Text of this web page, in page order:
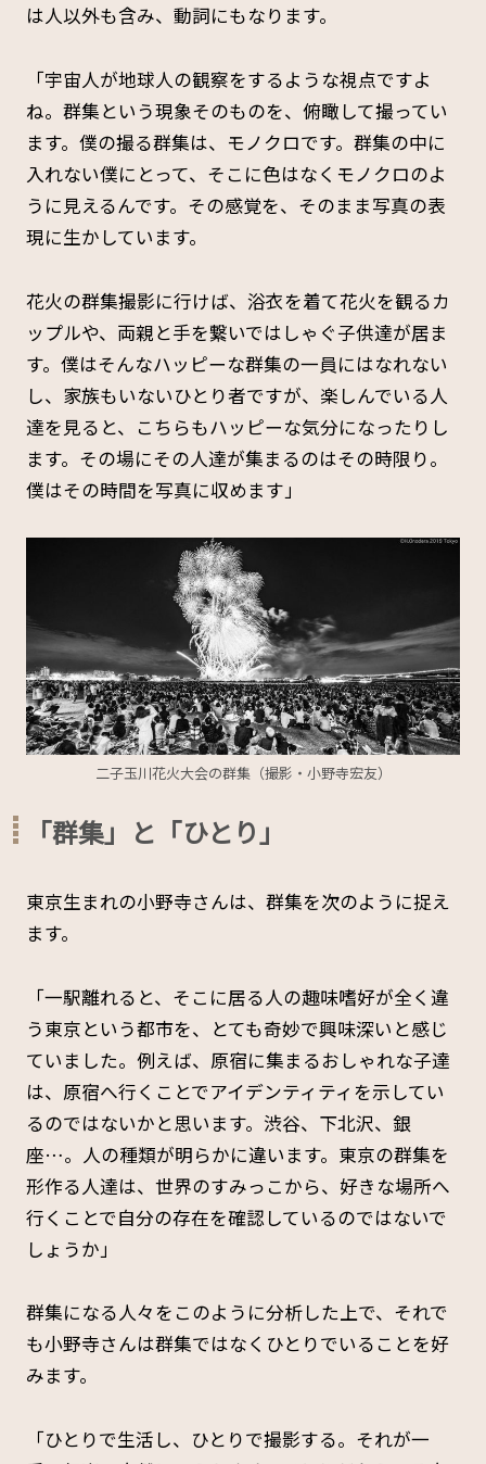
は人以外も含み、動詞にもなります。
「宇宙人が地球人の観察をするような視点ですよ
ね。群集という現象そのものを、俯瞰して撮ってい
ます。僕の撮る群集は、モノクロです。群集の中に
入れない僕にとって、そこに色はなくモノクロのよ
うに見えるんです。その感覚を、そのまま写真の表
現に生かしています。
花火の群集撮影に行けば、浴衣を着て花火を観るカ
ップルや、両親と手を繋いではしゃぐ子供達が居ま
す。僕はそんなハッピーな群集の一員にはなれない
し、家族もいないひとり者ですが、楽しんでいる人
達を見ると、こちらもハッピーな気分になったりし
ます。その場にその人達が集まるのはその時限り。
僕はその時間を写真に収めます」
二子玉川花火大会の群集（撮影・小野寺宏友）
「群集」と「ひとり」
東京生まれの小野寺さんは、群集を次のように捉え
ます。
「一駅離れると、そこに居る人の趣味嗜好が全く違
う東京という都市を、とても奇妙で興味深いと感じ
ていました。例えば、原宿に集まるおしゃれな子達
は、原宿へ行くことでアイデンティティを示してい
るのではないかと思います。渋谷、下北沢、銀
座…。人の種類が明らかに違います。東京の群集を
形作る人達は、世界のすみっこから、好きな場所へ
行くことで自分の存在を確認しているのではないで
しょうか」
群集になる人々をこのように分析した上で、それで
も小野寺さんは群集ではなくひとりでいることを好
みます。
「ひとりで生活し、ひとりで撮影する。それが一